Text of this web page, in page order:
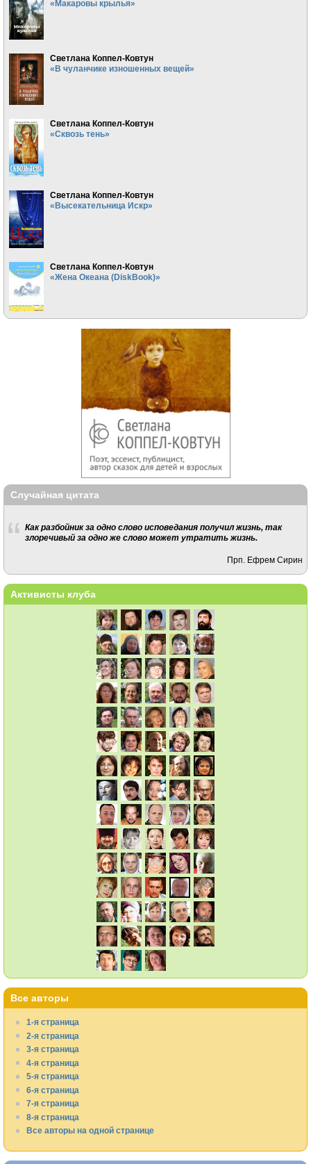
«Макаровы крылья»
Светлана Коппел-Ковтун
«В чуланчике изношенных вещей»
Светлана Коппел-Ковтун
«Сквозь тень»
Светлана Коппел-Ковтун
«Высекательница Искр»
Светлана Коппел-Ковтун
«Жена Океана (DiskBook)»
Случайная цитата
Как разбойник за одно слово исповедания получил жизнь, так
злоречивый за одно же слово может утратить жизнь.
Прп. Ефрем Сирин
Активисты клуба
Все авторы
1-я страница
2-я страница
3-я страница
4-я страница
5-я страница
6-я страница
7-я страница
8-я страница
Все авторы на одной странице